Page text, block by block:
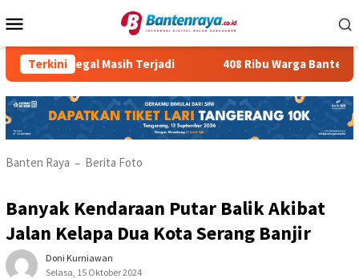
ke
Mobile
Terkini
PMI Ilegal Masih Terjadi 408 Ribu Warga Banten
Banten Raya – Berita Foto
Banyak Kendaraan Putar Balik Akibat
Jalan Kelapa Dua Kota Serang Banjir
Doni Kurniawan
Selasa, 15 Oktober 2024